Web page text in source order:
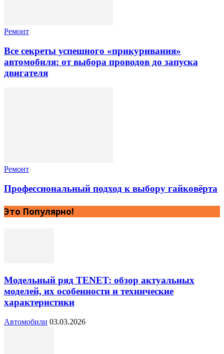
Ремонт
Все секреты успешного «прикуривания»
автомобиля: от выбора проводов до запуска
двигателя
Ремонт
Профессиональный подход к выбору гайковёрта
Это Популярно!
Модельный ряд TENET: обзор актуальных
моделей, их особенности и технические
характеристики
Автомобили 03.03.2026